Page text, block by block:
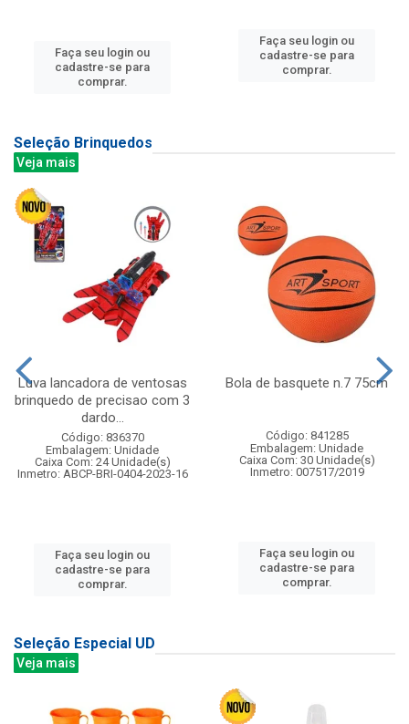
Faça seu login ou
cadastre-se para
comprar.
Faça seu login ou
cadastre-se para
comprar.
Seleção Brinquedos
Veja mais
Luva lancadora de ventosas
brinquedo de precisao com 3
dardo...
Código: 836370
Embalagem: Unidade
Caixa Com: 24 Unidade(s)
Inmetro: ABCP-BRI-0404-2023-16
Faça seu login ou
cadastre-se para
comprar.
Bola de basquete n.7 75cm
Código: 841285
Embalagem: Unidade
Caixa Com: 30 Unidade(s)
Inmetro: 007517/2019
Faça seu login ou
cadastre-se para
comprar.
Seleção Especial UD
Veja mais